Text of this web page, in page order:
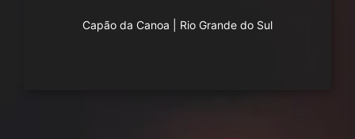
Capão da Canoa Rio Grande do Sul